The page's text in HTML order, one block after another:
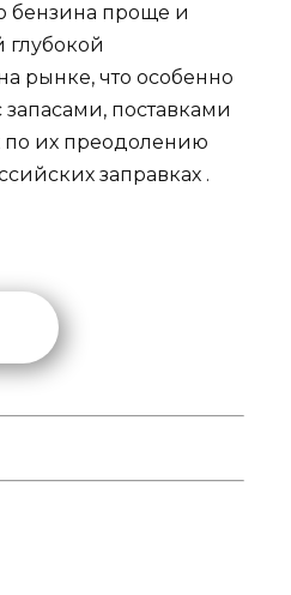
бензина проще и
глубокой
рынке, что особенно
поставками
по их преодолению
заправках .